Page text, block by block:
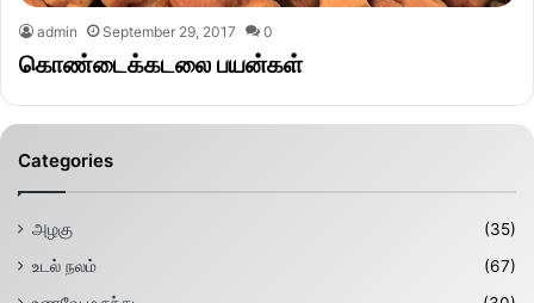
admin September 29, 2017 0
கொண்டைக்கடலை பயன்கள்
Categories
அழகு
(35)
உடல் நலம்
(67)